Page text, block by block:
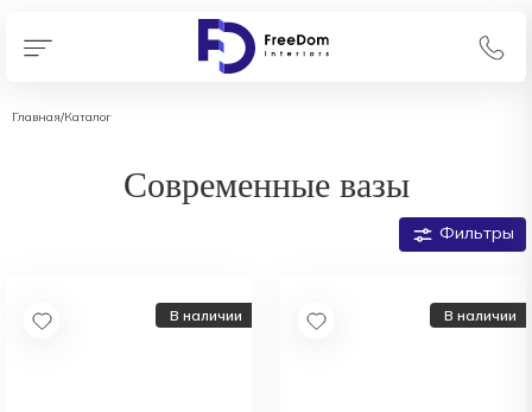
Главная/Каталог
Современные вазы
Фильтры
В наличии В наличии